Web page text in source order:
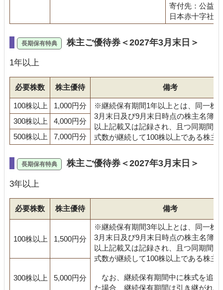
寄付先：公益
日本赤十字社
株主ご優待券＜2027年3月末日＞
1年以上
必要株数 株主優待 備考
100株以上 1,000円分
※継続保有期間1年以上とは、同一株
3月末日及び9月末日時点の株主名簿
以上記載又は記録され、且つ同期間の
式数が継続して100株以上である株主
300株以上
4,000円分
500株以上
7,000円分
株主ご優待券＜2027年3月末日＞
3年以上
必要株数 株主優待 備考
100株以上 1,500円分
※継続保有期間3年以上とは、同一株
3月末日及び9月末日時点の株主名簿
以上記載又は記録され、且つ同期間の
式数が継続して100株以上である株主
なお、継続保有期間中に株式を追加
た場合、継続保有期間は引き継がれる
300株以上 5,000円分